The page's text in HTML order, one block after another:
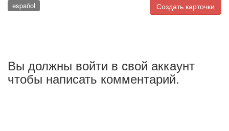
Создать карточки
español
Вы должны войти в свой аккаунт
чтобы написать комментарий.